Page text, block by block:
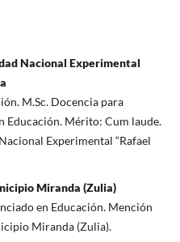
Nacional Experimental
M.Sc. Docencia para
Educación. Mérito: Cum laude.
Experimental “Rafael
Miranda (Zulia)
en Educación. Mención
Miranda (Zulia).